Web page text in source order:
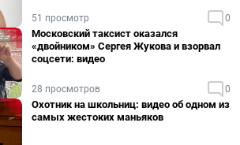
51 просмотр 0
Московский таксист оказался
«двойником» Сергея Жукова и взорвал
соцсети: видео
28 просмотров 0
Охотник на школьниц: видео об одном из
самых жестоких маньяков